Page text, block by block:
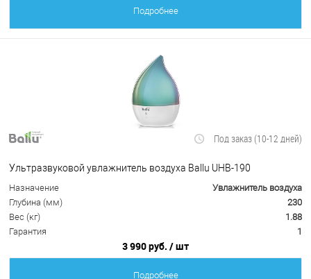
Подробнее
Под заказ (10-12 дней)
Ультразвуковой увлажнитель воздуха Ballu UHB-190
Назначение
Увлажнитель воздуха
Глубина (мм)
230
Вес (кг)
1.88
Гарантия
1
3 990 руб. / шт
Подробнее